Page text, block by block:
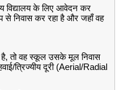
विद्यालय के लिए आवेदन कर
से निवास कर रहा है और जहाँ वह
है, तो वह स्कूल उसके मूल निवास
त्रिज्यीय दूरी (Aerial/Radial